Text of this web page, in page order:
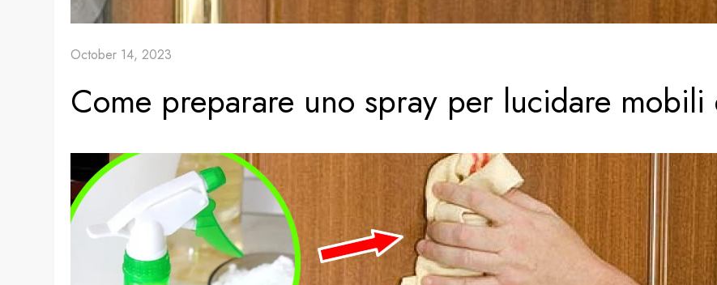
October 14, 2023
Come preparare uno spray per lucidare